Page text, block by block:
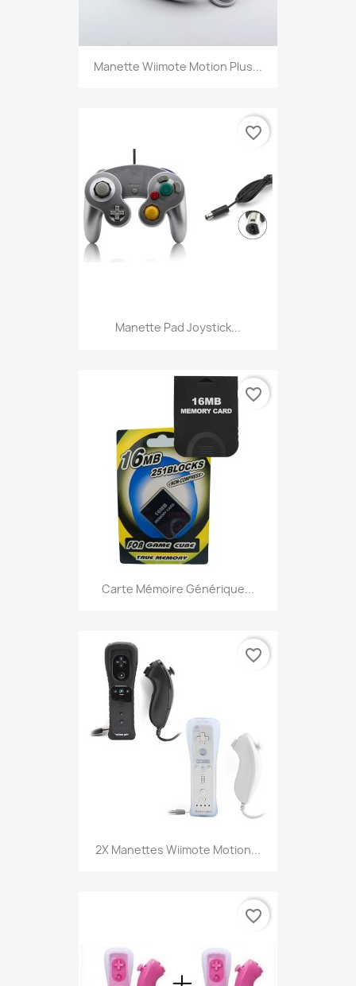
Manette Wiimote Motion Plus...
Manette Pad Joystick...
favorite_border
Carte Mémoire Générique...
favorite_border
2X Manettes Wiimote Motion...
favorite_border
favorite_border